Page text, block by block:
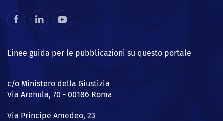
Linee guida per le pubblicazioni su questo portale
c/o Ministero della Giustizia
Via Arenula, 70 - 00186 Roma
Via Principe Amedeo, 23